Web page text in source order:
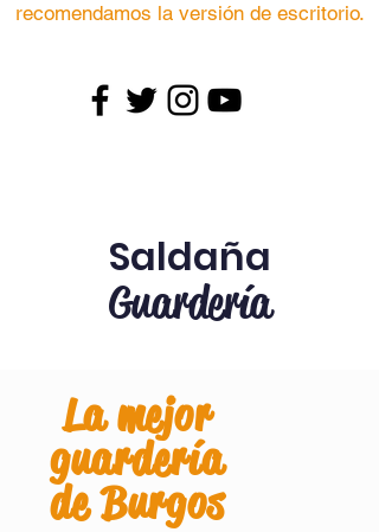
recomendamos la versión de escritorio.
Saldaña
Guardería
La mejor
guardería
de Burgos